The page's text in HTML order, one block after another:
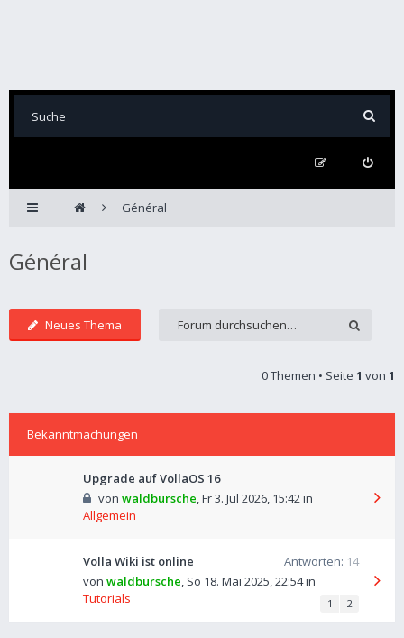
Général
Général
Neues Thema
0 Themen • Seite 1 von 1
Bekanntmachungen
Upgrade auf VollaOS 16
von waldbursche,Fr 3. Jul 2026, 15:42in
Allgemein
Volla Wiki ist online Antworten: 14
von waldbursche, So 18. Mai 2025, 22:54in
Tutorials
1 2